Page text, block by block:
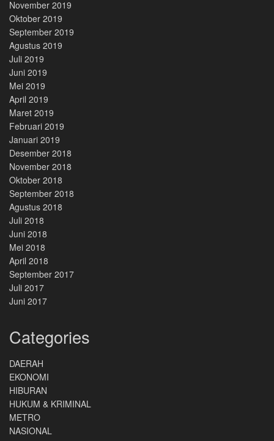
November 2019
Oktober 2019
September 2019
Agustus 2019
Juli 2019
Juni 2019
Mei 2019
April 2019
Maret 2019
Februari 2019
Januari 2019
Desember 2018
November 2018
Oktober 2018
September 2018
Agustus 2018
Juli 2018
Juni 2018
Mei 2018
April 2018
September 2017
Juli 2017
Juni 2017
Categories
DAERAH
EKONOMI
HIBURAN
HUKUM & KRIMINAL
METRO
NASIONAL